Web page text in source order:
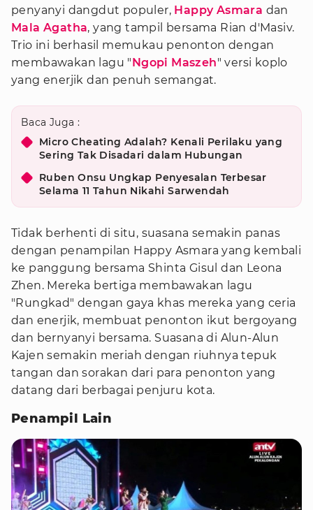
penyanyi dangdut populer, Happy Asmara dan
Mala Agatha, yang tampil bersama Rian d'Masiv.
Trio ini berhasil memukau penonton dengan
membawakan lagu "Ngopi Maszeh" versi koplo
yang enerjik dan penuh semangat.
Baca Juga :
Micro Cheating Adalah? Kenali Perilaku yang
Sering Tak Disadari dalam Hubungan
Ruben Onsu Ungkap Penyesalan Terbesar
Selama 11 Tahun Nikahi Sarwendah
Tidak berhenti di situ, suasana semakin panas
dengan penampilan Happy Asmara yang kembali
ke panggung bersama Shinta Gisul dan Leona
Zhen. Mereka bertiga membawakan lagu
"Rungkad" dengan gaya khas mereka yang ceria
dan enerjik, membuat penonton ikut bergoyang
dan bernyanyi bersama. Suasana di Alun-Alun
Kajen semakin meriah dengan riuhnya tepuk
tangan dan sorakan dari para penonton yang
datang dari berbagai penjuru kota.
Penampil Lain